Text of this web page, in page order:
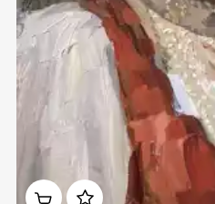
Домен: